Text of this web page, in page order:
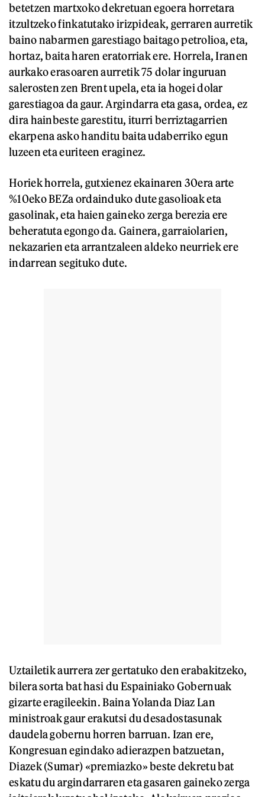
betetzen martxoko dekretuan egoera horretara
itzultzeko finkatutako irizpideak, gerraren aurretik
baino nabarmen garestiago baitago petrolioa, eta,
hortaz, baita haren eratorriak ere. Horrela, Iranen
aurkako erasoaren aurretik 75 dolar inguruan
salerosten zen Brent upela, eta ia hogei dolar
garestiagoa da gaur. Argindarra eta gasa, ordea, ez
dira hainbeste garestitu, iturri berriztagarrien
ekarpena asko handitu baita udaberriko egun
luzeen eta euriteen eraginez.
Horiek horrela, gutxienez ekainaren 30era arte
%10eko BEZa ordainduko dute gasolioak eta
gasolinak, eta haien gaineko zerga berezia ere
beheratuta egongo da. Gainera, garraiolarien,
nekazarien eta arrantzaleen aldeko neurriek ere
indarrean segituko dute.
Uztailetik aurrera zer gertatuko den erabakitzeko,
bilera sorta bat hasi du Espainiako Gobernuak
gizarte eragileekin. Baina Yolanda Diaz Lan
ministroak gaur erakutsi du desadostasunak
daudela gobernu horren barruan. Izan ere,
Kongresuan egindako adierazpen batzuetan,
Diazek (Sumar) «premiazko» beste dekretu bat
eskatu du argindarraren eta gasaren gaineko zerga